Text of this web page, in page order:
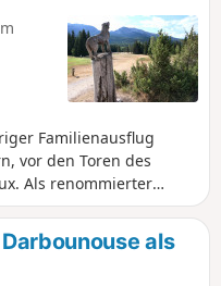
Familienausflug
vor den Toren des
Als renommierter
Golfplatz, eine
Schießstadion und
Wanderern auch
und Läufern viel
als